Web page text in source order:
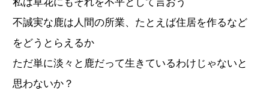
不誠実な鹿は人間の所業、たとえば住居を作るなど
をどうとらえるか
ただ単に淡々と鹿だって生きているわけじゃないと
思わないか？